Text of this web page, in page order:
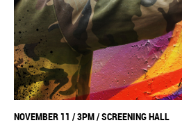
NOVEMBER 11 / 3PM / SCREENING HALL